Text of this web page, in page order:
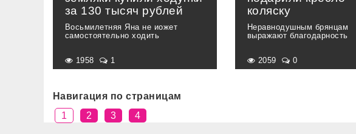
за 130 тысяч рублей
Восьмилетняя Яна не иожет
самостоятельно ходить
1958 1
коляску
Неравнодушным брянцам
выражают благодарность
2059 0
Навигация по страницам
1
2 3 4